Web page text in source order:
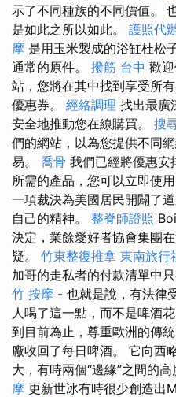
示了不同種族的不同價值。
是如此之所以如此。 護照代
摩 是用玉米製成的浴缸杜松
通常的原件。 撥筋 台中 歡
站，您將在其中找到享受所
優惠券。 經絡調理 找出最廣
安全地推動您在線購買。 搜
們的網站，以為您提供不同
易。 喬骨 我們已經將優惠安
所需的產品，您可以立即使
一項裁決為美國居民開闢了
自己的精神。 整脊師證照
決定，業餘愛好者協會集團
疑。 竹東整復推拿 東南旅行
加哥的走私者的付款清單中
竹 按摩 - 也就是說，有法律
人喝了這一點，而不是啤酒
到目前為止，尊重歐洲的傳
廠收回了每日啤酒。 它向西
大，有時兩個“邊緣”之間的
摩 更新世冰有時很少創造出